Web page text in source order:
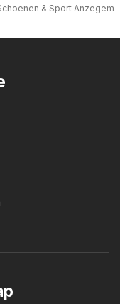
& Sport Anzegem